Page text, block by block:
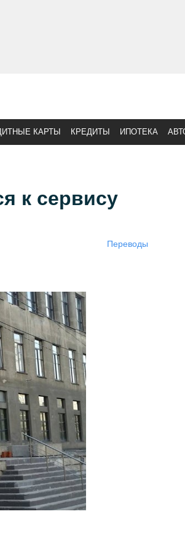
КАРТЫ КРЕДИТЫ ИПОТЕКА
к сервису
Переводы